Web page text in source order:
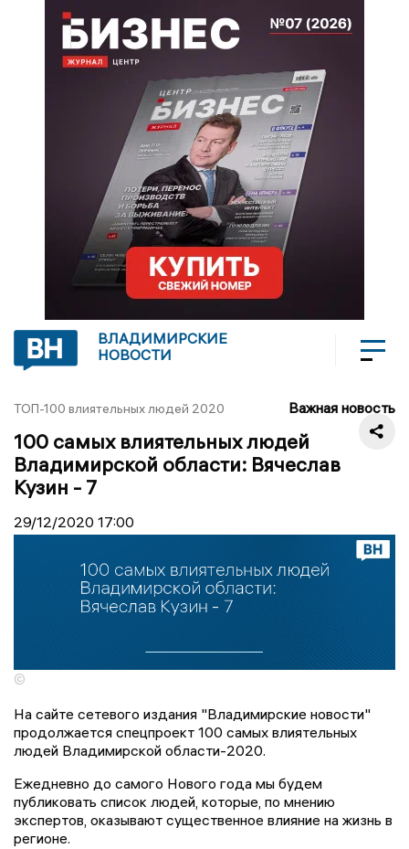
ВЛАДИМИРСКИЕ
НОВОСТИ
ТОП-100 влиятельных людей 2020 Важная новость
100 самых влиятельных людей
Владимирской области: Вячеслав
Кузин - 7
29/12/2020 17:00
©
На сайте сетевого издания "Владимирские новости"
продолжается спецпроект 100 самых влиятельных
людей Владимирской области-2020.
Ежедневно до самого Нового года мы будем
публиковать список людей, которые, по мнению
экспертов, оказывают существенное влияние на жизнь в
регионе.